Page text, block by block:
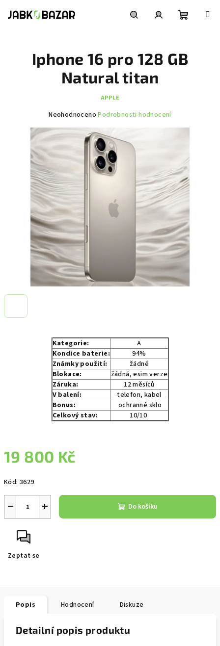
košík
Kategorie:
A
Kondice baterie:
94%
Známky použití:
žádné
Blokace:
žádná, esim verze
Záruka:
12 měsíců
V balení:
telefon, kabel
Bonus:
ochranné sklo
Celkový stav:
10/10
19 800 Kč
cena:
Kód: 3629
+
− Do košíku
Zeptat se
Iphone 16 pro 128 GB
Natural titan
APPLE
Průměrné
produktu
je
0,0
5
hvězdiček.
Neohodnoceno Podrobnosti hodnocení
Popis Hodnocení Diskuze
Detailní popis produktu